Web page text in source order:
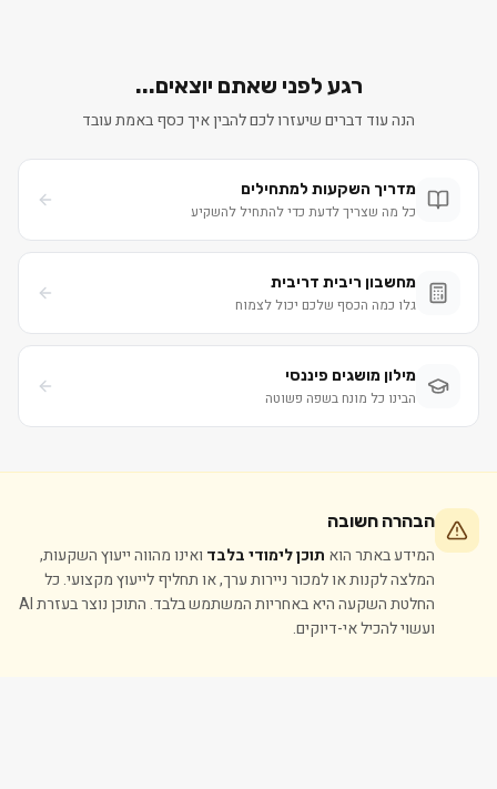
רגע לפני שאתם יוצאים...
הנה עוד דברים שיעזרו לכם להבין איך כסף באמת עובד
מדריך השקעות למתחילים
כל מה שצריך לדעת כדי להתחיל להשקיע
מחשבון ריבית דריבית
גלו כמה הכסף שלכם יכול לצמוח
מילון מושגים פיננסי
הבינו כל מונח בשפה פשוטה
הבהרה חשובה
המידע באתר הוא תוכן לימודי בלבד ואינו מהווה ייעוץ השקעות,
המלצה לקנות או למכור ניירות ערך, או תחליף לייעוץ מקצועי. כל
החלטת השקעה היא באחריות המשתמש בלבד. התוכן נוצר בעזרת AI
ועשוי להכיל אי-דיוקים.